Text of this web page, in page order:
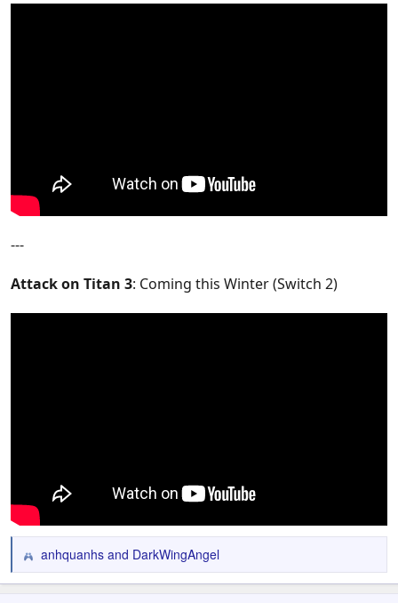
---
Attack on Titan 3: Coming this Winter (Switch 2)
R
e
anhquanhs and DarkWingAngel